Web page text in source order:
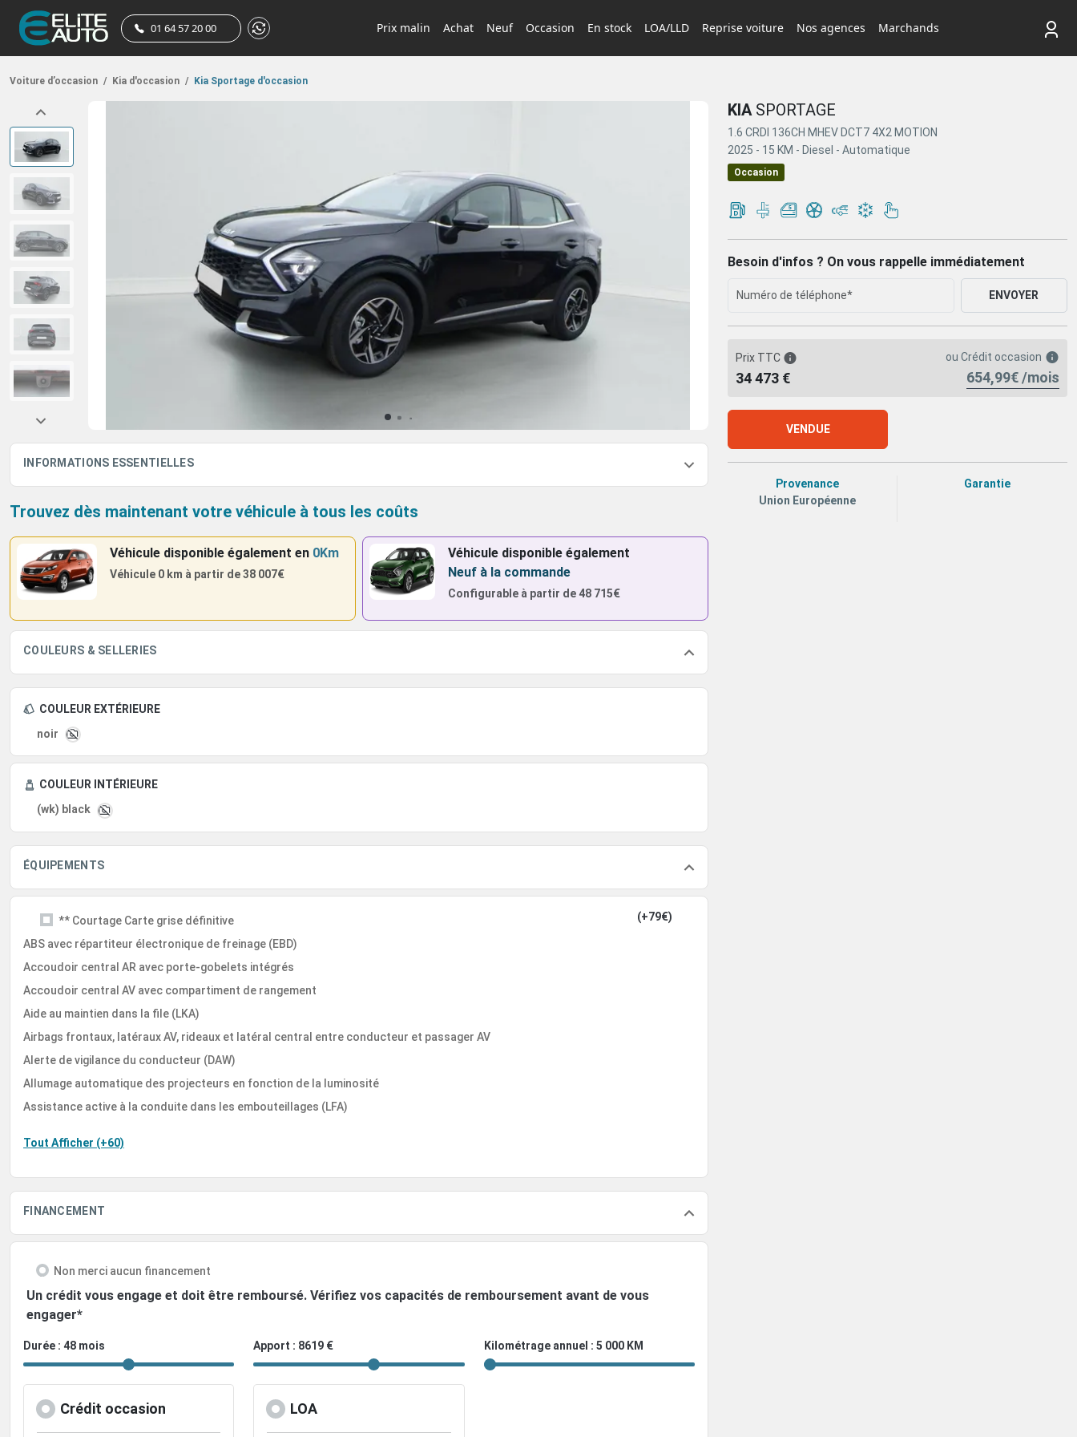
01 64 57 20 00 Prix malin Achat Neuf Occasion En stock LOA/LLD Reprise voiture Nos agences Marchands
Voiture d’occasion / Kia d'occasion / Kia Sportage d'occasion
INFORMATIONS ESSENTIELLES
Trouvez dès maintenant votre véhicule à tous les coûts
Véhicule disponible également en 0Km
Véhicule 0 km à partir de38 007€
Véhicule disponible également
Neuf à la commande
Configurable à partir de48 715€
COULEURS & SELLERIES
COULEUR EXTÉRIEURE
noir
COULEUR INTÉRIEURE
(wk) black
ÉQUIPEMENTS
** Courtage Carte grise définitive (+79€)
ABS avec répartiteur électronique de freinage (EBD)
Accoudoir central AR avec porte-gobelets intégrés
Accoudoir central AV avec compartiment de rangement
Aide au maintien dans la file (LKA)
Airbags frontaux, latéraux AV, rideaux et latéral central entre conducteur et passager AV
Alerte de vigilance du conducteur (DAW)
Allumage automatique des projecteurs en fonction de la luminosité
Assistance active à la conduite dans les embouteillages (LFA)
Tout Afficher (+60)
FINANCEMENT
Non merci aucun financement
Un crédit vous engage et doit être remboursé. Vérifiez vos capacités de remboursement avant de vous
engager*
Durée : 48 mois Apport : 8619 € Kilométrage annuel : 5 000 KM
Crédit occasion LOA
KIASPORTAGE
1.6 CRDI 136CH MHEV DCT7 4X2 MOTION
2025 - 15 KM - Diesel - Automatique
Occasion
Besoin d'infos ? On vous rappelle immédiatement
ENVOYER
Prix TTC
34 473 €
ou Crédit occasion
654,99€ /mois
VENDUE
Provenance
Union Européenne
Garantie